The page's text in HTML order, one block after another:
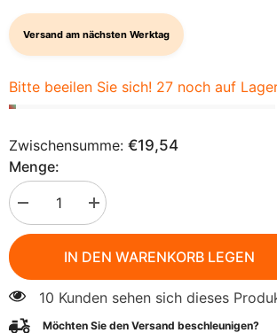
Versand am nächsten Werktag
Bitte beeilen Sie sich! 27 noch auf
Zwischensumme: €19,54
Menge:
verringern
für
Vilcacora
Katzenkralle
500mg
250
SWANSON
Kapseln
Menge
erhöhen
für
Vilcacora
Katzenkralle
SWANSON
IN DEN WARENKORB LEGEN
10 Kunden sehen sich dieses
Möchten Sie den Versand beschleunigen?